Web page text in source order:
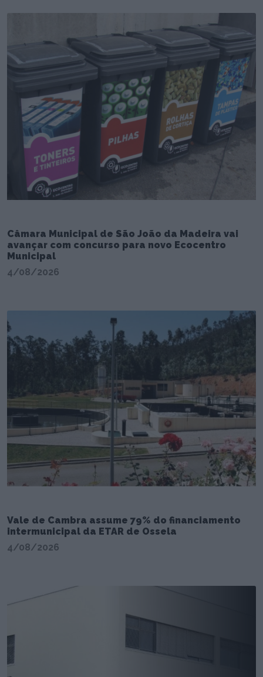
Câmara Municipal de São João da Madeira vai
avançar com concurso para novo Ecocentro
Municipal
4/08/2026
Vale de Cambra assume 79% do financiamento
intermunicipal da ETAR de Ossela
4/08/2026